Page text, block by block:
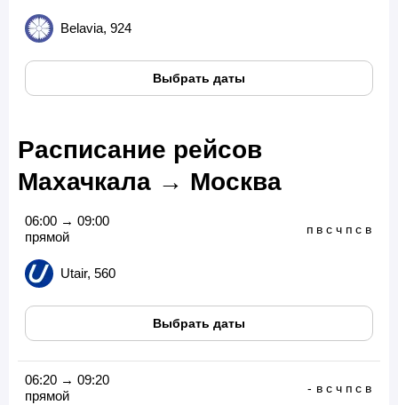
Belavia, 924
Выбрать даты
Расписание рейсов
Махачкала → Москва
06:00 → 09:00
прямой
Utair, 560
п в с ч п с в
Выбрать даты
06:20 → 09:20
прямой
- в с ч п с в